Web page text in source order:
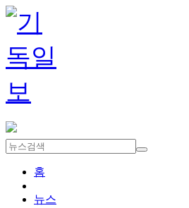
홈
뉴스